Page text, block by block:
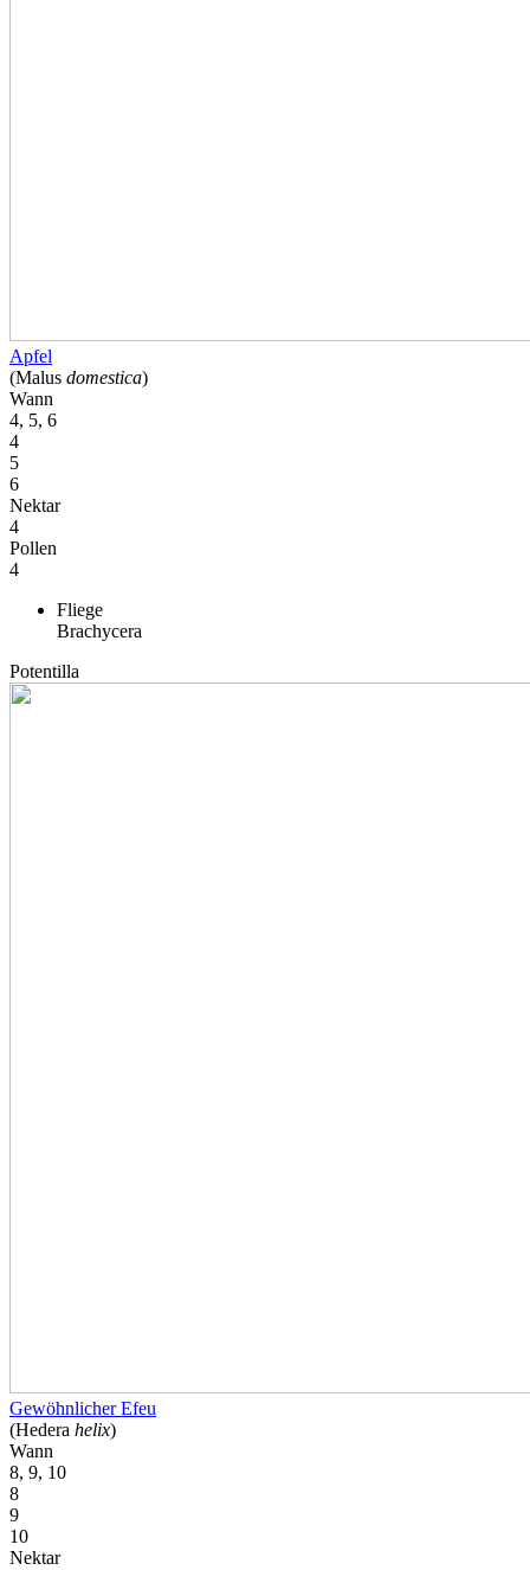
Apfel
(Malus domestica)
Wann
4, 5, 6
4
5
6
Nektar
4
Pollen
4
Fliege
Brachycera
Potentilla
Gewöhnlicher Efeu
(Hedera helix)
Wann
8, 9, 10
8
9
10
Nektar